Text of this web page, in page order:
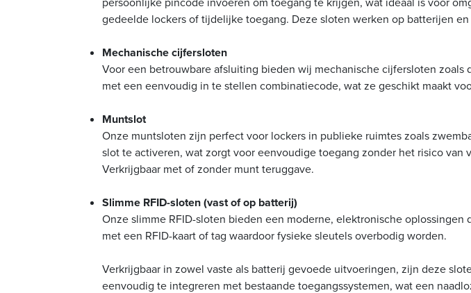
gedeelde lockers of tijdelijke toegang. Deze sloten werken op batterijen
Mechanische cijfersloten
Voor een betrouwbare afsluiting bieden wij mechanische cijfersloten
met een eenvoudig in te stellen combinatiecode, wat ze geschikt maakt
Muntslot
Onze muntsloten zijn perfect voor lockers in publieke ruimtes zoals
slot te activeren, wat zorgt voor eenvoudige toegang zonder het risico
Verkrijgbaar met of zonder munt teruggave.
Slimme RFID-sloten (vast of op batterij)
Onze slimme RFID-sloten bieden een moderne, elektronische
met een RFID-kaart of tag waardoor fysieke sleutels overbodig worden.
Verkrijgbaar in zowel vaste als batterij gevoede uitvoeringen, zijn deze
eenvoudig te integreren met bestaande toegangssystemen, wat een